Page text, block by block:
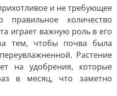
и не требующее
правильное количество
играет важную роль в его
тем, чтобы почва была
Растение
на удобрения, которые
в месяц, что заметно